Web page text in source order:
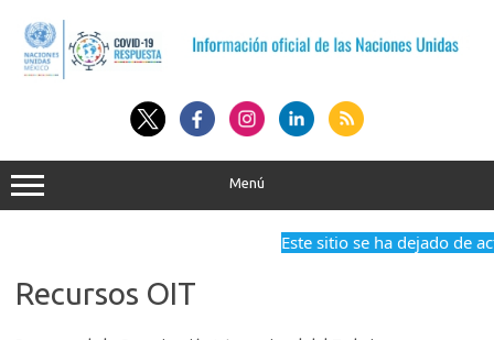
contenido
Menú
Este sitio se ha dejado de
Recursos OIT